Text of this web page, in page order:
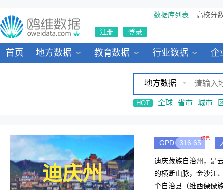
数据库列表 高校分
注册 登录
首页 地方数据 教育数据 行业数据 企
地方数据
HOT 全球 省市 城市
迪庆州
GPD 316.65
亿元
迪庆藏族自治州，是
的横断山脉，金沙江
个自治县（维西傈僳